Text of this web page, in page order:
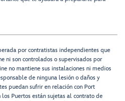
por contratistas independientes que
ni son controlados o supervisados por
no mantiene sus instalaciones ni medios
de ninguna lesión o daños y
puedan sufrir en relación con Port
Puertos están sujetas al contrato de